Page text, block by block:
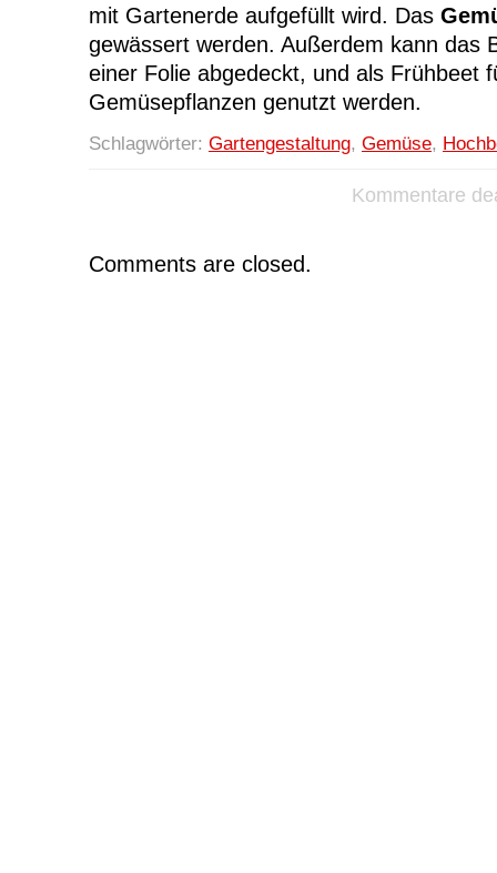
mit Gartenerde aufgefüllt wird. Das
gewässert werden. Außerdem kann das
einer Folie abgedeckt, und als Frühbeet
Gemüsepflanzen genutzt werden.
Schlagwörter: Gartengestaltung, Gemüse,
Kommentare
Comments are closed.